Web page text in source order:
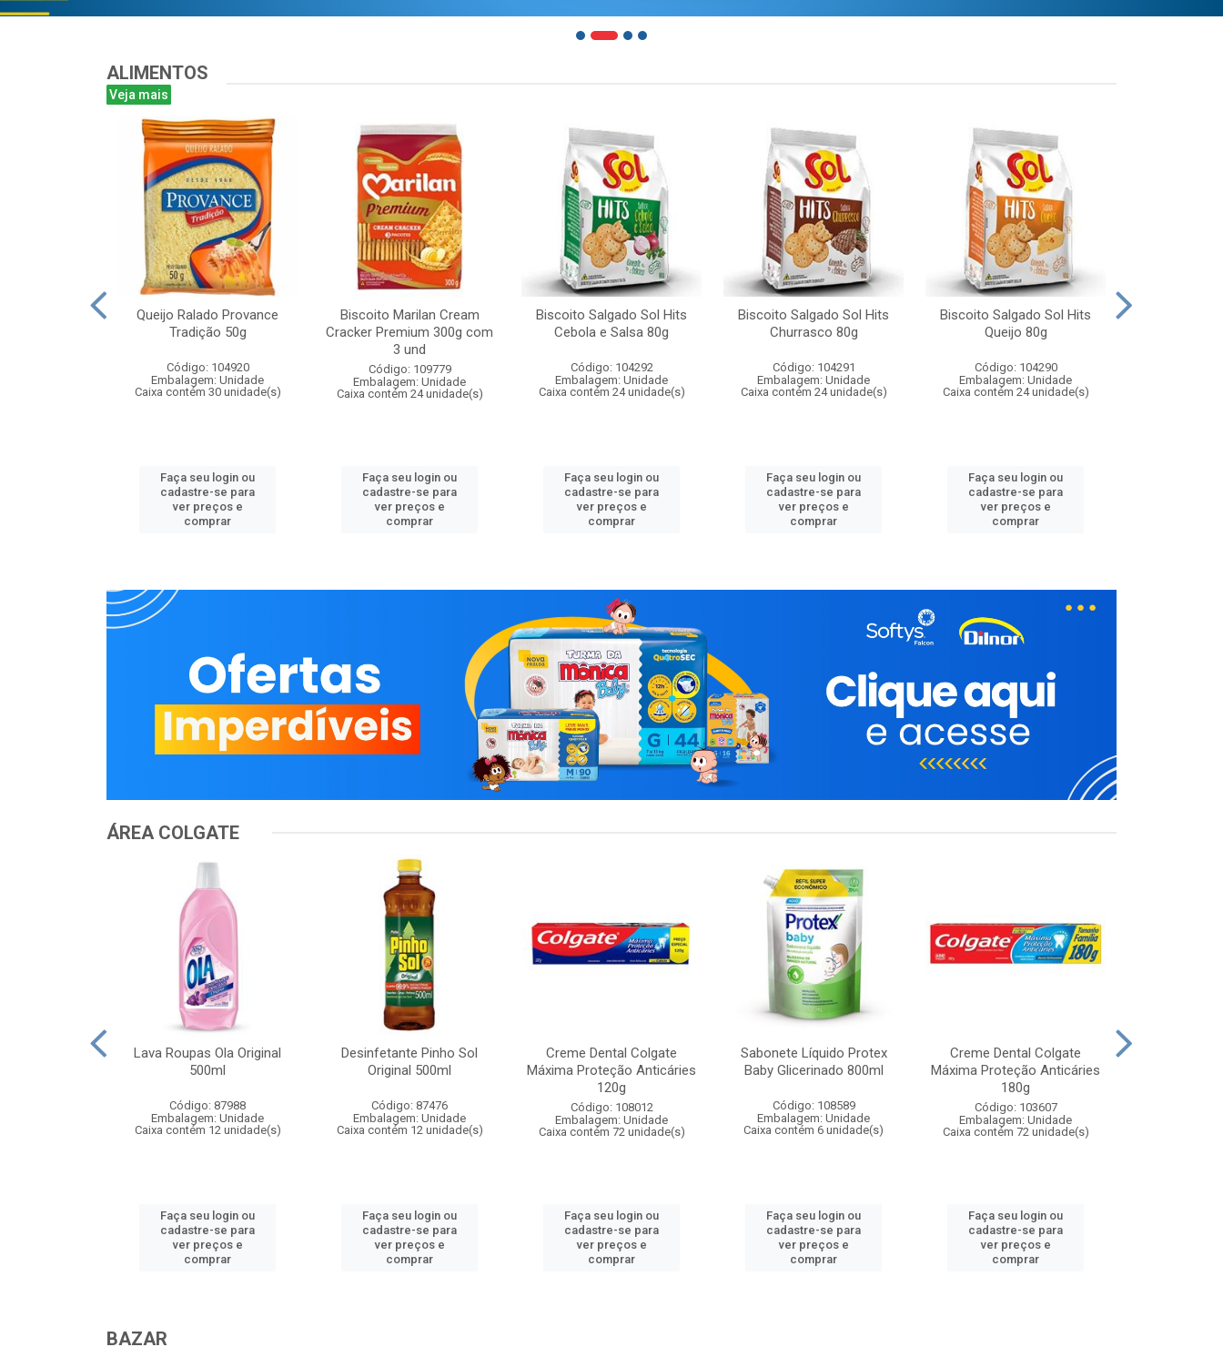
ALIMENTOS
Veja mais
Queijo Ralado Provance
Tradição 50g
Código: 104920
Embalagem: Unidade
Caixa contém 30 unidade(s)
Faça seu login ou
cadastre-se para
ver preços e
comprar
Biscoito Marilan Cream
Cracker Premium 300g com
3 und
Código: 109779
Embalagem: Unidade
Caixa contém 24 unidade(s)
Faça seu login ou
cadastre-se para
ver preços e
comprar
Biscoito Salgado Sol Hits
Cebola e Salsa 80g
Código: 104292
Embalagem: Unidade
Caixa contém 24 unidade(s)
Faça seu login ou
cadastre-se para
ver preços e
comprar
Biscoito Salgado Sol Hits
Churrasco 80g
Código: 104291
Embalagem: Unidade
Caixa contém 24 unidade(s)
Faça seu login ou
cadastre-se para
ver preços e
comprar
Biscoito Salgado Sol Hits
Queijo 80g
Código: 104290
Embalagem: Unidade
Caixa contém 24 unidade(s)
Faça seu login ou
cadastre-se para
ver preços e
comprar
ÁREA COLGATE
Lava Roupas Ola Original
500ml
Código: 87988
Embalagem: Unidade
Caixa contém 12 unidade(s)
Faça seu login ou
cadastre-se para
ver preços e
comprar
Desinfetante Pinho Sol
Original 500ml
Código: 87476
Embalagem: Unidade
Caixa contém 12 unidade(s)
Faça seu login ou
cadastre-se para
ver preços e
comprar
Creme Dental Colgate
Máxima Proteção Anticáries
120g
Código: 108012
Embalagem: Unidade
Caixa contém 72 unidade(s)
Faça seu login ou
cadastre-se para
ver preços e
comprar
Sabonete Líquido Protex
Baby Glicerinado 800ml
Código: 108589
Embalagem: Unidade
Caixa contém 6 unidade(s)
Faça seu login ou
cadastre-se para
ver preços e
comprar
Creme Dental Colgate
Máxima Proteção Anticáries
180g
Código: 103607
Embalagem: Unidade
Caixa contém 72 unidade(s)
Faça seu login ou
cadastre-se para
ver preços e
comprar
BAZAR